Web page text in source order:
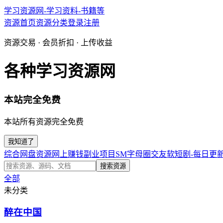
学习资源网-学习资料-书籍等
资源首页资源分类登录注册
资源交易 · 会员折扣 · 上传收益
各种学习资源网
本站完全免费
本站所有资源完全免费
我知道了
综合网盘资源 网上赚钱副业项目 SM字母圈交友软短剧-每日更
搜索资源
全部
未分类
醉在中国